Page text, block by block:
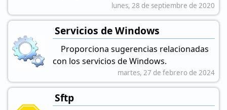
lunes, 28 de septiembre de 2020
Servicios de Windows
Proporciona sugerencias relacionadas
con los servicios de Windows.
martes, 27 de febrero de 2024
Sftp